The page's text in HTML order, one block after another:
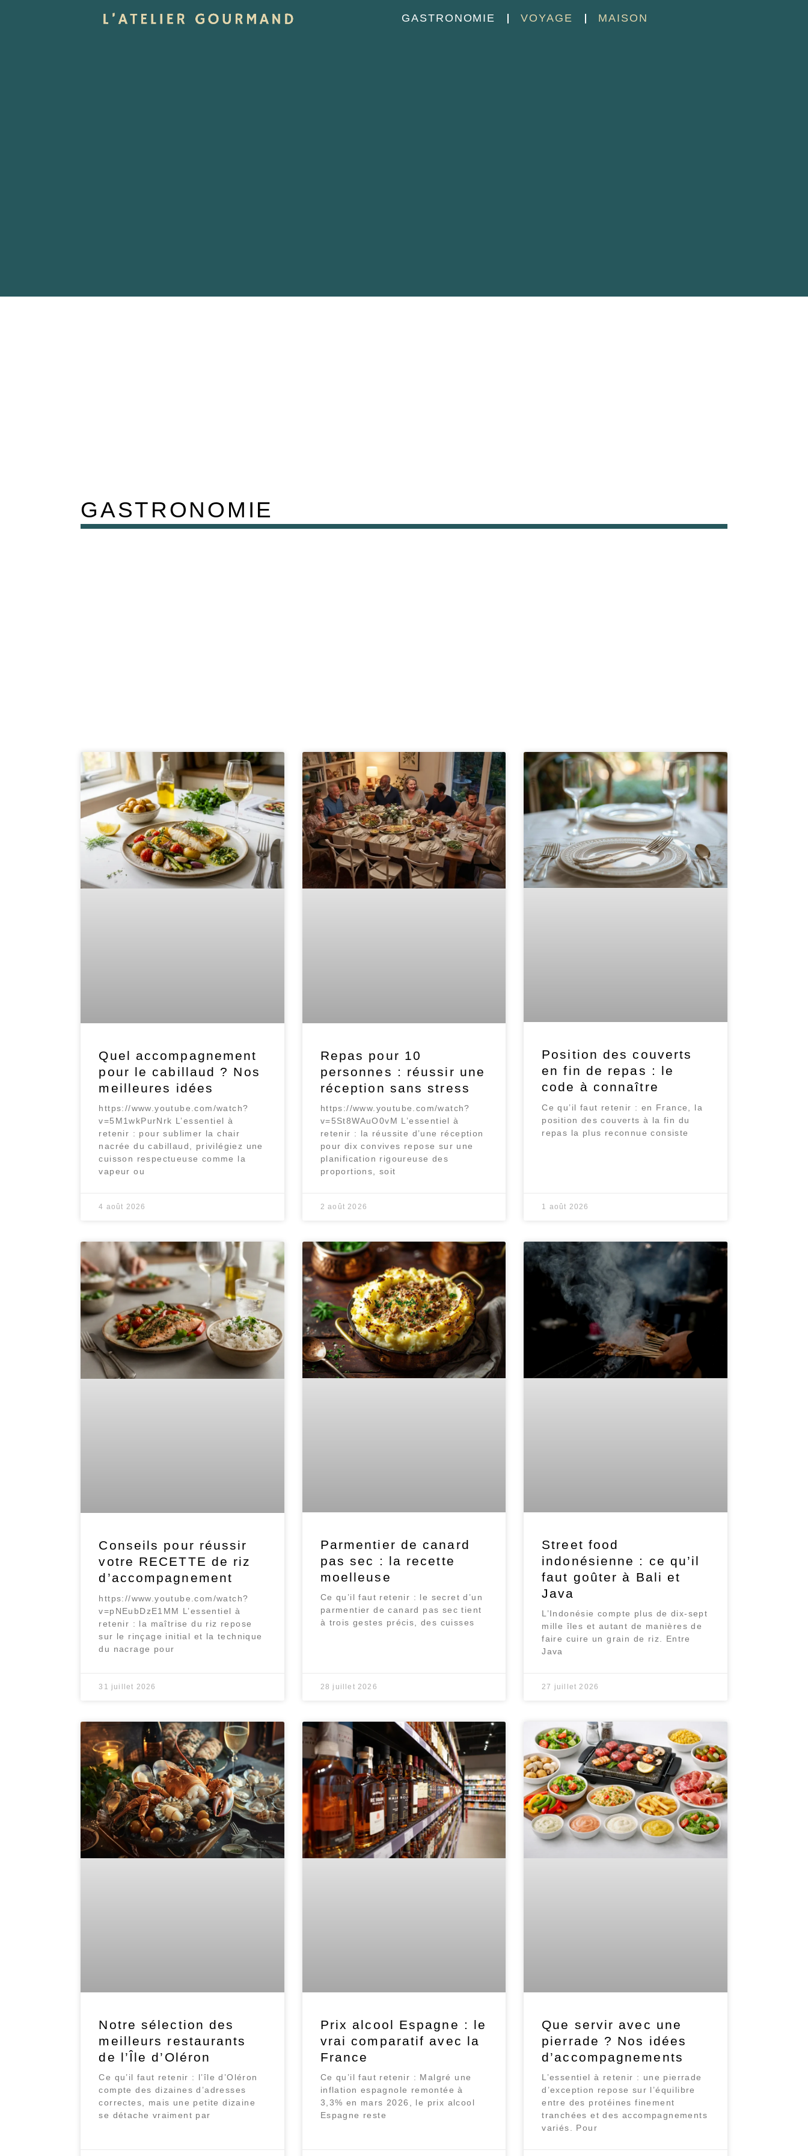
GASTRONOMIE VOYAGE MAISON
GASTRONOMIE
Quel accompagnement
pour le cabillaud ? Nos
meilleures idées
https://www.youtube.com/watch?
v=5M1wkPurNrk L’essentiel à
retenir : pour sublimer la chair
nacrée du cabillaud, privilégiez une
cuisson respectueuse comme la
vapeur ou
4 août 2026
Repas pour 10
personnes : réussir une
réception sans stress
https://www.youtube.com/watch?
v=5St8WAuO0vM L’essentiel à
retenir : la réussite d’une réception
pour dix convives repose sur une
planification rigoureuse des
proportions, soit
2 août 2026
Position des couverts
en fin de repas : le
code à connaître
Ce qu’il faut retenir : en France, la
position des couverts à la fin du
repas la plus reconnue consiste
1 août 2026
Conseils pour réussir
votre RECETTE de riz
d’accompagnement
https://www.youtube.com/watch?
v=pNEubDzE1MM L’essentiel à
retenir : la maîtrise du riz repose
sur le rinçage initial et la technique
du nacrage pour
31 juillet 2026
Parmentier de canard
pas sec : la recette
moelleuse
Ce qu’il faut retenir : le secret d’un
parmentier de canard pas sec tient
à trois gestes précis, des cuisses
28 juillet 2026
Street food
indonésienne : ce qu’il
faut goûter à Bali et
Java
L’Indonésie compte plus de dix-sept
mille îles et autant de manières de
faire cuire un grain de riz. Entre
Java
27 juillet 2026
Notre sélection des
meilleurs restaurants
de l’Île d’Oléron
Ce qu’il faut retenir : l’île d’Oléron
compte des dizaines d’adresses
correctes, mais une petite dizaine
se détache vraiment par
Prix alcool Espagne : le
vrai comparatif avec la
France
Ce qu’il faut retenir : Malgré une
inflation espagnole remontée à
3,3% en mars 2026, le prix alcool
Espagne reste
Que servir avec une
pierrade ? Nos idées
d’accompagnements
L’essentiel à retenir : une pierrade
d’exception repose sur l’équilibre
entre des protéines finement
tranchées et des accompagnements
variés. Pour